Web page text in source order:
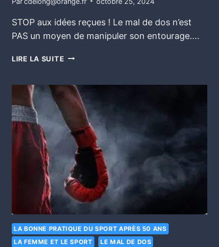
STOP aux idées reçues ! Le mal de dos n’est
PAS un moyen de manipuler son entourage….
LIRE LA SUITE
LA BONNE PRATIQUE DU SPORT APRÈS 50 ANS
LA FEMME ET LE SPORT
LE MAL DE DOS